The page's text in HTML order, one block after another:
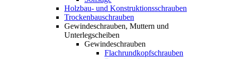
Holzbau- und Konstruktionsschrauben
Trockenbauschrauben
Gewindeschrauben, Muttern und
Unterlegscheiben
Gewindeschrauben
Flachrundkopfschrauben